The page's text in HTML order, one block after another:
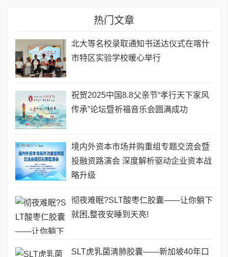
热门文章
北大等名校录取通知书送达仪式在喀什
市特区实验学校暖心举行
祝贺2025中国8.8父亲节“孝行天下家风
传承”论坛暨祈福音乐会圆满成功
境内外资本市场并购重组专题交流会暨
投融资路演会 深度解析驱动企业资本战
略升级
彻夜难眠?SLT酸枣仁胶囊——让你躺下
就困,整夜安睡到天亮!
SLT虎乳菌清肺胶囊——新加坡40年口